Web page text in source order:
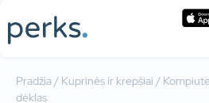
Pradžia/ Kuprinės ir krepšiai /
dėklas